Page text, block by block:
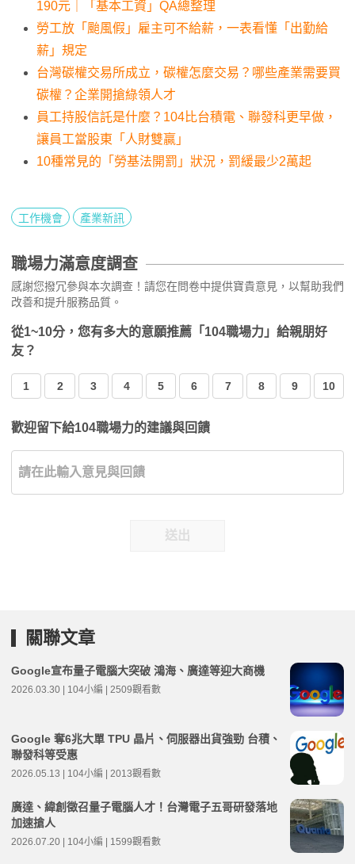
190元｜「基本工資」QA總整理
勞工放「颱風假」雇主可不給薪，一表看懂「出勤給
薪」規定
台灣碳權交易所成立，碳權怎麼交易？哪些產業需要買
碳權？企業開搶綠領人才
員工持股信託是什麼？104比台積電、聯發科更早做，
讓員工當股東「人財雙贏」
10種常見的「勞基法開罰」狀況，罰緩最少2萬起
工作機會 產業新訊
職場力滿意度調查
感謝您撥冗參與本次調查！請您在問卷中提供寶貴意見，以幫助我們
改善和提升服務品質。
從1~10分，您有多大的意願推薦「104職場力」給親朋好
友？
1 2 3 4 5 6 7 8 9 10
歡迎留下給104職場力的建議與回饋
送出
關聯文章
Google宣布量子電腦大突破 鴻海、廣達等迎大商機
2026.03.30 | 104小編 | 2509觀看數
Google 奪6兆大單 TPU 晶片、伺服器出貨強勁 台積、
聯發科等受惠
2026.05.13 | 104小編 | 2013觀看數
廣達、緯創徵召量子電腦人才！台灣電子五哥研發落地
加速搶人
2026.07.20 | 104小編 | 1599觀看數